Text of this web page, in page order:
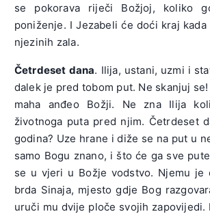
se pokorava riječi Božjoj, koliko
poniženje. I Jezabeli će doći kraj
njezinih zala.
Četrdeset dana. Ilija, ustani, uzmi i
dalek je pred tobom put. Ne skanjuj
maha anđeo Božji. Ne zna Ilija
životnoga puta pred njim. Četrdeset
godina? Uze hrane i diže se na put u
samo Bogu znano, i što će ga sve
se u vjeri u Božje vodstvo. Njemu je
brda Sinaja, mjesto gdje Bog
uruči mu dvije ploče svojih